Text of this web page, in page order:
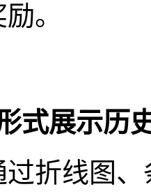
。
式展示历
过折线图